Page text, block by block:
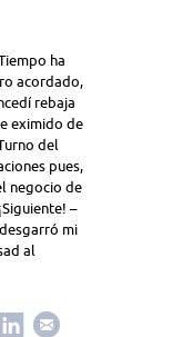
ha
acordado,
rebaja
eximido de
del
pues,
negocio de
–
mi
al